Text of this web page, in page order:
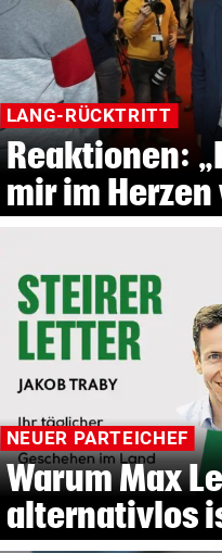
LANG-RÜCKTRITT
Reaktionen:
mir im Herzen
NEUER PARTEICHEF
Warum Max
alternativlos